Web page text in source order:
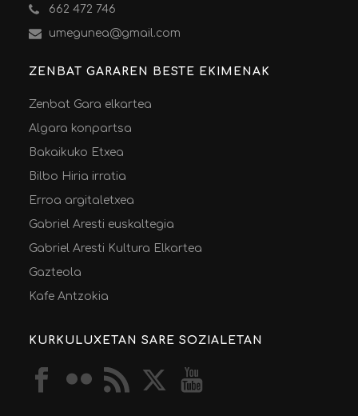
662 472 746
umegunea@gmail.com
ZENBAT GARAREN BESTE EKIMENAK
Zenbat Gara elkartea
Algara konpartsa
Bakaikuko Etxea
Bilbo Hiria irratia
Erroa argitaletxea
Gabriel Aresti euskaltegia
Gabriel Aresti Kultura Elkartea
Gazteola
Kafe Antzokia
KURKULUXETAN SARE SOZIALETAN